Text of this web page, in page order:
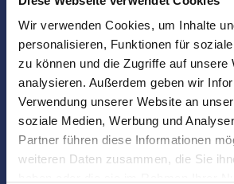
Wir verwenden Cookies, um Inhalte
personalisieren, Funktionen für
zu können und die Zugriffe auf unsere
analysieren. Außerdem geben wir
Verwendung unserer Website an
soziale Medien, Werbung und
Partner führen diese Informationen
weiteren Daten zusammen, die Sie
Besichtigungen
Begleitung und
Übergabe
Auch nach dem Verkauf